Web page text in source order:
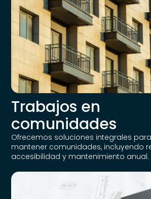
Trabajos en
comunidades
Ofrecemos soluciones integrales
mantener comunidades, incluyendo
accesibilidad y mantenimiento anual.